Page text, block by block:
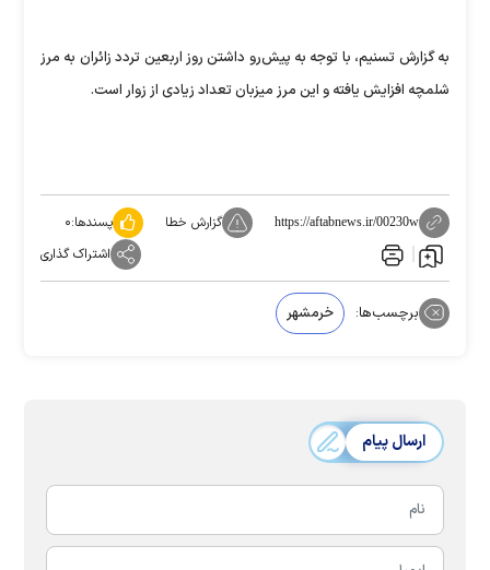
به گزارش تسنیم، با توجه به پیش‌رو داشتن روز اربعین تردد زائران به مرز
شلمچه افزایش یافته و این مرز میزبان تعداد زیادی از زوار است.
https://aftabnews.ir/00230w گزارش خطا پسندها:۰
اشتراک گذاری
برچسب‌ها: خرمشهر
ارسال پیام